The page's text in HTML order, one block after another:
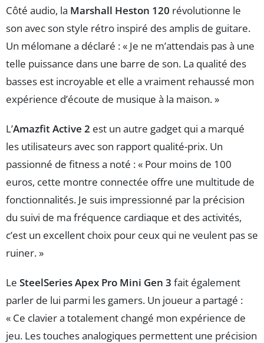
Côté audio, la Marshall Heston 120 révolutionne le
son avec son style rétro inspiré des amplis de guitare.
Un mélomane a déclaré : « Je ne m’attendais pas à une
telle puissance dans une barre de son. La qualité des
basses est incroyable et elle a vraiment rehaussé mon
expérience d’écoute de musique à la maison. »
L’Amazfit Active 2 est un autre gadget qui a marqué
les utilisateurs avec son rapport qualité-prix. Un
passionné de fitness a noté : « Pour moins de 100
euros, cette montre connectée offre une multitude de
fonctionnalités. Je suis impressionné par la précision
du suivi de ma fréquence cardiaque et des activités,
c’est un excellent choix pour ceux qui ne veulent pas se
ruiner. »
Le SteelSeries Apex Pro Mini Gen 3 fait également
parler de lui parmi les gamers. Un joueur a partagé :
« Ce clavier a totalement changé mon expérience de
jeu. Les touches analogiques permettent une précision